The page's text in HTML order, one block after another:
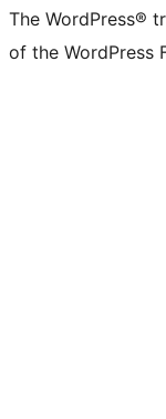
The WordPress®
of the WordPress